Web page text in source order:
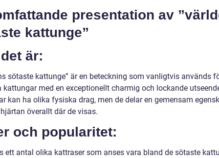
presentation av
kattunge”
är:
sötaste kattunge” är en beteckning som vanligtvis används
kattungar med en exceptionellt charmig och lockande
kan ha olika fysiska drag, men de delar en gemensam
överallt där de visas.
och popularitet:
ett antal olika kattraser som anses vara bland de sötaste